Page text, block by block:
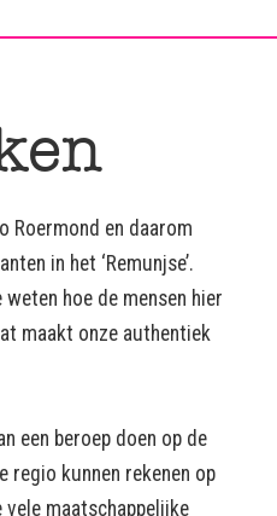
Roermond en daarom
in het ‘Remunjse’.
hoe de mensen hier
maakt onze authentiek
een beroep doen op de
regio kunnen rekenen op
maatschappelijke